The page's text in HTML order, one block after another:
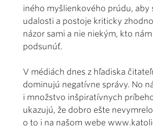
iného myšlienkového prúdu, aby
udalosti a postoje kriticky
názor sami a nie niekým, kto
podsunúť.
V médiách dnes z hľadiska
dominujú negatívne správy. No
i množstvo inšpiratívnych
ukazujú, že dobro ešte
o to i na našom webe